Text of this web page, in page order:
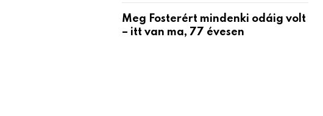
Meg Fosterért mindenki odáig volt
– itt van ma, 77 évesen